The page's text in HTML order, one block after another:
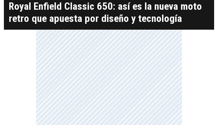
Royal Enfield Classic 650: así es la nueva moto
retro que apuesta por diseño y tecnología